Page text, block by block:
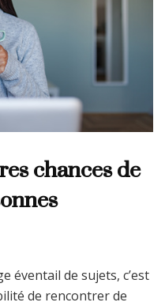
chances de
éventail de sujets, c’est
de rencontrer de